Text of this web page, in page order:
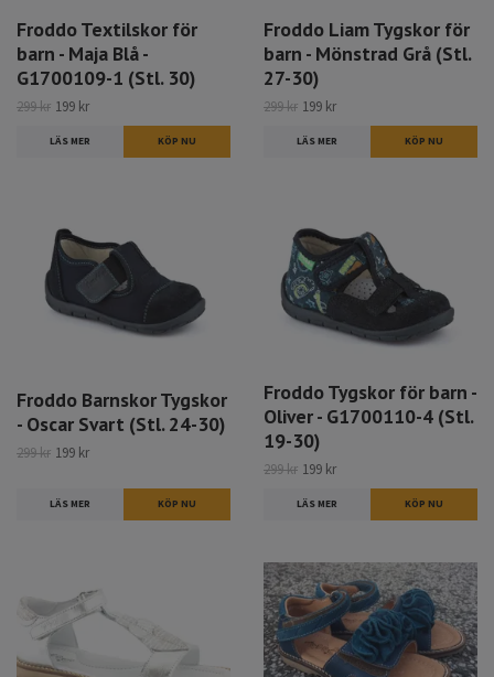
Froddo Textilskor för
barn - Maja Blå -
G1700109-1 (Stl. 30)
299 kr 199 kr
LÄS MER KÖP NU
Froddo Liam Tygskor för
barn - Mönstrad Grå (Stl.
27-30)
299 kr 199 kr
LÄS MER KÖP NU
Froddo Barnskor Tygskor
- Oscar Svart (Stl. 24-30)
299 kr 199 kr
LÄS MER KÖP NU
Froddo Tygskor för barn -
Oliver - G1700110-4 (Stl.
19-30)
299 kr 199 kr
LÄS MER KÖP NU